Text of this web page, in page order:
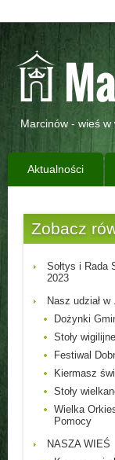
Marcinów - wieś
Aktualności
Zobacz
Sołtys i Rada
2023
Nasz udział w
Dożynki
Stoły
Festiwal
Kiermasz
Stoły
Wielka
Pomocy
NASZA WIEŚ